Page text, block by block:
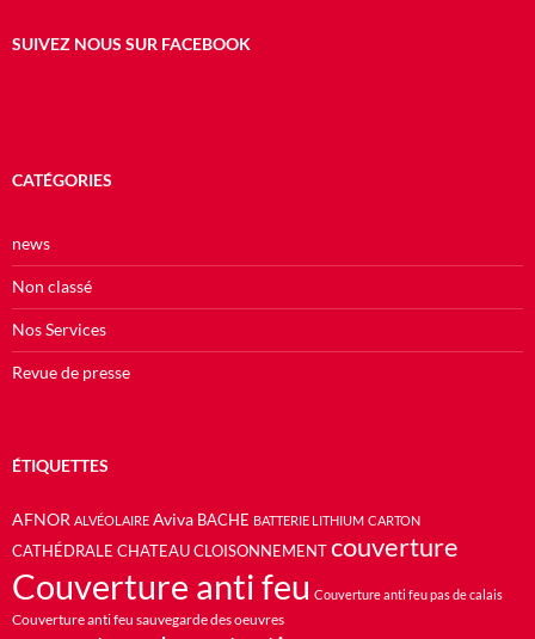
SUIVEZ NOUS SUR FACEBOOK
CATÉGORIES
news
Non classé
Nos Services
Revue de presse
ÉTIQUETTES
AFNOR ALVÉOLAIRE Aviva BACHE BATTERIE LITHIUM CARTON
CATHÉDRALE CHATEAU CLOISONNEMENT couverture
Couverture anti feu Couverture anti feu pas de calais
Couverture anti feu sauvegarde des oeuvres